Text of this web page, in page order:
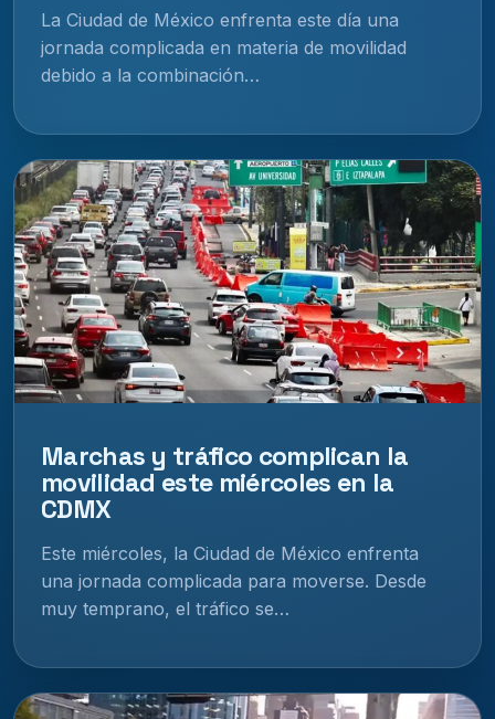
La Ciudad de México enfrenta este día una
jornada complicada en materia de movilidad
debido a la combinación…
Marchas y tráfico complican la
movilidad este miércoles en la
CDMX
Este miércoles, la Ciudad de México enfrenta
una jornada complicada para moverse. Desde
muy temprano, el tráfico se…